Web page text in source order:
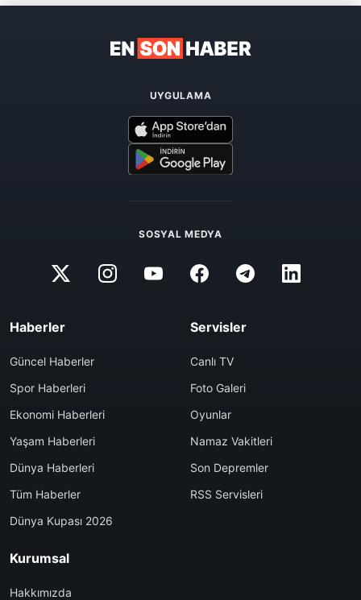
UYGULAMA
SOSYAL MEDYA
Haberler
Güncel Haberler
Spor Haberleri
Ekonomi Haberleri
Yaşam Haberleri
Dünya Haberleri
Tüm Haberler
Dünya Kupası 2026
Servisler
Canlı TV
Foto Galeri
Oyunlar
Namaz Vakitleri
Son Depremler
RSS Servisleri
Kurumsal
Hakkımızda